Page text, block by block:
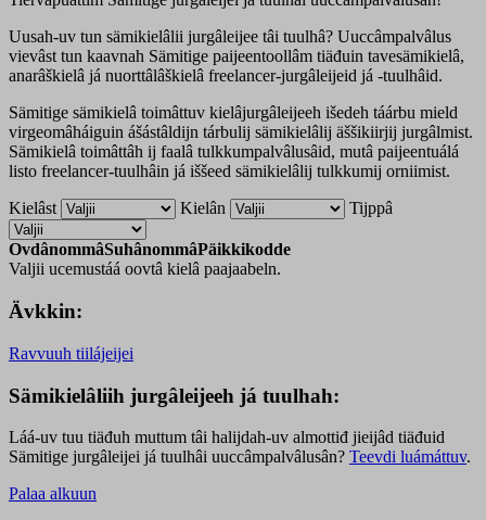
Uusah-uv tun sämikielâlii jurgâleijee tâi tuulhâ? Uuccâmpalvâlus
vievâst tun kaavnah Sämitige paijeentoollâm tiäđuin tavesämikielâ,
anarâškielâ já nuorttâlâškielâ freelancer-jurgâleijeid já -tuulhâid.
Sämitige sämikielâ toimâttuv kielâjurgâleijeeh išedeh táárbu mield
virgeomâháiguin ášástâldijn tárbulij sämikielâlij äššikiirjij jurgâlmist.
Sämikielâ toimâttâh ij faalâ tulkkumpalvâlusâid, mutâ paijeentuálá
listo freelancer-tuulhâin já iššeed sämikielâlij tulkkumij orniimist.
Kielâst
Kielân Tijppâ
OvdânommâSuhânommâPäikkikodde
Valjii ucemustáá oovtâ kielâ paajaabeln.
Ävkkin:
Ravvuuh tiilájeijei
Sämikielâliih jurgâleijeeh já tuulhah:
Láá-uv tuu tiäđuh muttum tâi halijdah-uv almottiđ jieijâd tiäđuid
Sämitige jurgâleijei já tuulhâi uuccâmpalvâlusân? Teevdi luámáttuv.
Palaa alkuun